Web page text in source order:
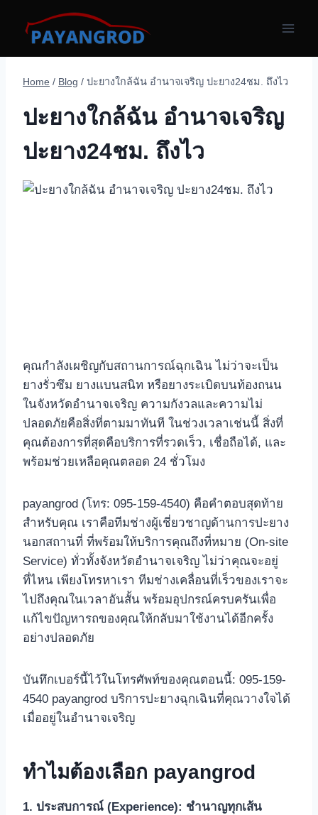
content
Home / Blog / ปะยางใกล้ฉัน อำนาจเจริญ ปะยาง24ชม. ถึงไว
ปะยางใกล้ฉัน อำนาจเจริญ
ปะยาง24ชม. ถึงไว
คุณกำลังเผชิญกับสถานการณ์ฉุกเฉิน ไม่ว่าจะเป็น
ยางรั่วซึม ยางแบนสนิท หรือยางระเบิดบนท้องถนน
ในจังหวัดอำนาจเจริญ ความกังวลและความไม่
ปลอดภัยคือสิ่งที่ตามมาทันที ในช่วงเวลาเช่นนี้ สิ่งที่
คุณต้องการที่สุดคือบริการที่รวดเร็ว, เชื่อถือได้, และ
พร้อมช่วยเหลือคุณตลอด 24 ชั่วโมง
payangrod (โทร: 095-159-4540) คือคำตอบสุดท้าย
สำหรับคุณ เราคือทีมช่างผู้เชี่ยวชาญด้านการปะยาง
นอกสถานที่ ที่พร้อมให้บริการคุณถึงที่หมาย (On-site
Service) ทั่วทั้งจังหวัดอำนาจเจริญ ไม่ว่าคุณจะอยู่
ที่ไหน เพียงโทรหาเรา ทีมช่างเคลื่อนที่เร็วของเราจะ
ไปถึงคุณในเวลาอันสั้น พร้อมอุปกรณ์ครบครันเพื่อ
แก้ไขปัญหารถของคุณให้กลับมาใช้งานได้อีกครั้ง
อย่างปลอดภัย
บันทึกเบอร์นี้ไว้ในโทรศัพท์ของคุณตอนนี้: 095-159-
4540 payangrod บริการปะยางฉุกเฉินที่คุณวางใจได้
เมื่ออยู่ในอำนาจเจริญ
ทำไมต้องเลือก payangrod
1. ประสบการณ์ (Experience): ชำนาญทุกเส้น